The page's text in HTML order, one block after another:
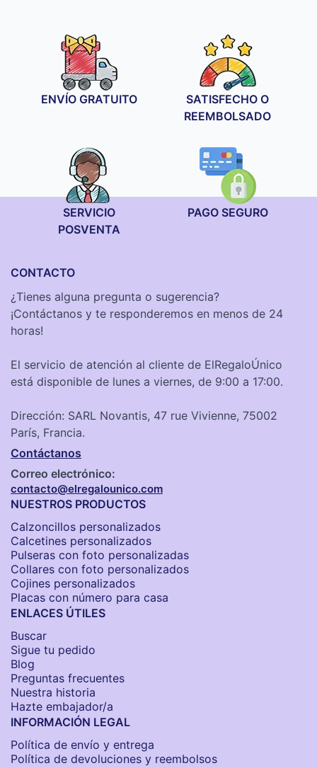
ENVÍO GRATUITO
SATISFECHO O
REEMBOLSADO
SERVICIO
POSVENTA
PAGO SEGURO
CONTACTO
¿Tienes alguna pregunta o sugerencia?
¡Contáctanos y te responderemos en menos de 24
horas!
El servicio de atención al cliente de ElRegaloÚnico
está disponible de lunes a viernes, de 9:00 a 17:00.
Dirección: SARL Novantis, 47 rue Vivienne, 75002
París, Francia.
Contáctanos
Correo electrónico:
contacto@elregalounico.com
NUESTROS PRODUCTOS
Calzoncillos personalizados​
Calcetines personalizados
Pulseras con foto personalizadas
Collares con foto personalizados
Cojines personalizados
Placas con número para casa
ENLACES ÚTILES
Buscar
Sigue tu pedido
Blog
Preguntas frecuentes
Nuestra historia
Hazte embajador/a
INFORMACIÓN LEGAL
Política de envío y entrega
Política de devoluciones y reembolsos